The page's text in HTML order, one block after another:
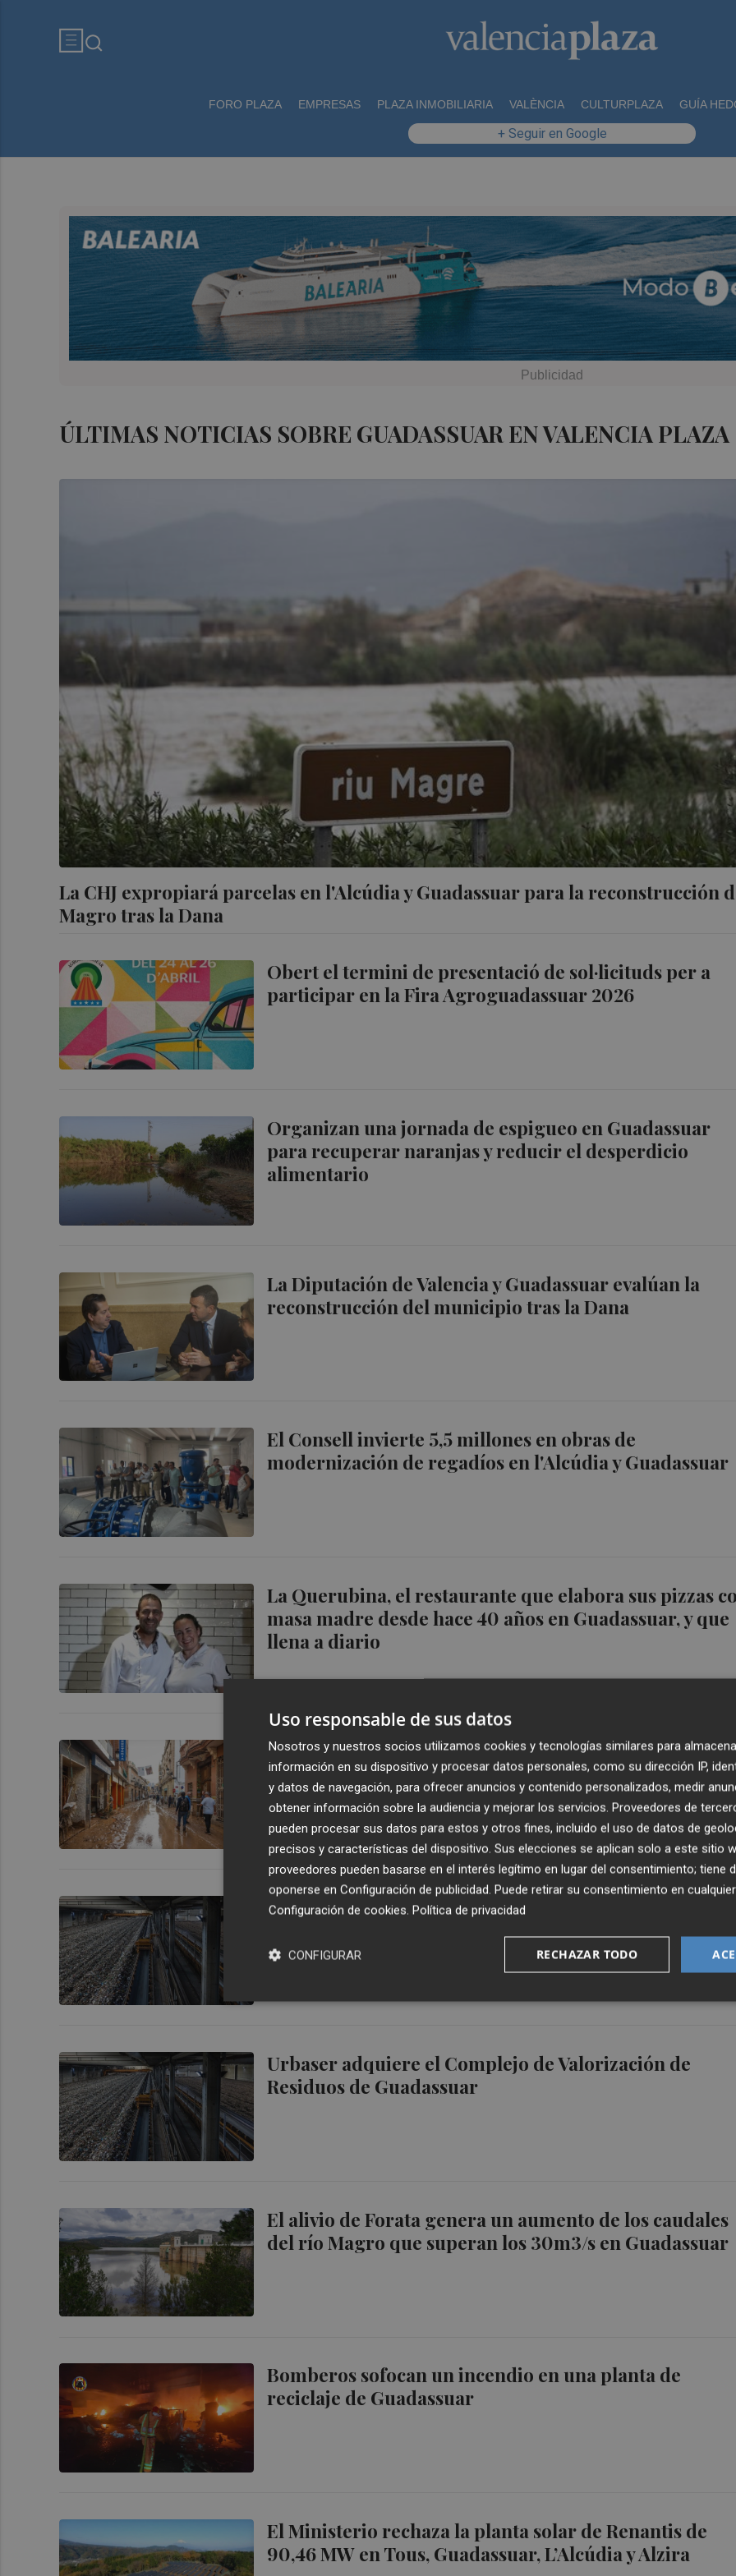
FORO PLAZA EMPRESAS PLAZA INMOBILIARIA VALÈNCIA CULTURPLAZA GUÍA
+ Seguir en Google
ÚLTIMAS NOTICIAS SOBRE GUADASSUAR EN VALENCIA PLAZA
La CHJ expropiará parcelas en l'Alcúdia y Guadassuar para la reconstrucción
Magro tras la Dana
Obert el termini de presentació de sol·licituds per a
participar en la Fira Agroguadassuar 2026
Organizan una jornada de espigueo en Guadassuar
para recuperar naranjas y reducir el desperdicio
alimentario
La Diputación de Valencia y Guadassuar evalúan la
reconstrucción del municipio tras la Dana
El Consell invierte 5,5 millones en obras de
modernización de regadíos en l'Alcúdia y Guadassuar
La Querubina, el restaurante que elabora sus pizzas
masa madre desde hace 40 años en Guadassuar, y que
llena a diario
El Gobierno aprueba cinco proyectos de
en Alzira, Massanassa, Sinarcas y Guadassuar
Urbaser completa la adquisición del complejo de
valorización de residuos de Guadassuar
Urbaser adquiere el Complejo de Valorización de
Residuos de Guadassuar
El alivio de Forata genera un aumento de los caudales
del río Magro que superan los 30m3/s en Guadassuar
Bomberos sofocan un incendio en una planta de
reciclaje de Guadassuar
El Ministerio rechaza la planta solar de Renantis de
90,46 MW en Tous, Guadassuar, L’Alcúdia y Alzira
Uso responsable de sus datos
Nosotros y nuestros socios utilizamos cookies y tecnologías similares para
información en su dispositivo y procesar datos personales, como su dirección IP,
y datos de navegación, para ofrecer anuncios y contenido personalizados, medir
obtener información sobre la audiencia y mejorar los servicios. Proveedores de
pueden procesar sus datos para estos y otros fines, incluido el uso de datos de
precisos y características del dispositivo. Sus elecciones se aplican solo a este sitio
proveedores pueden basarse en el interés legítimo en lugar del consentimiento; tiene
oponerse en Configuración de publicidad. Puede retirar su consentimiento en
Configuración de cookies. Política de privacidad
RECHAZAR TODO
CONFIGURAR